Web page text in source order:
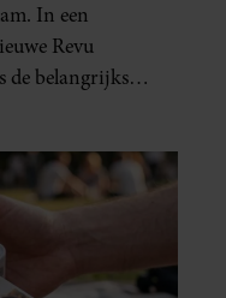
In een
Revu
belangrijkste
aan
hun leven